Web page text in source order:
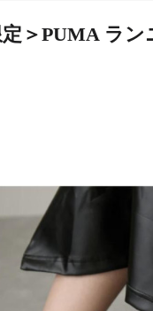
＞PUMA ラン